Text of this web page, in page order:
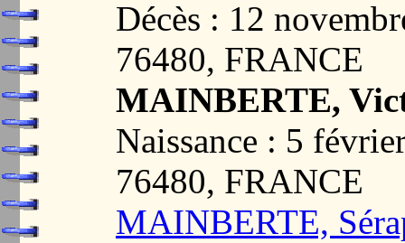
Décès : 12
76480, FRANCE
MAINBERTE,
Naissance : 5
76480, FRANCE
MAINBERTE,